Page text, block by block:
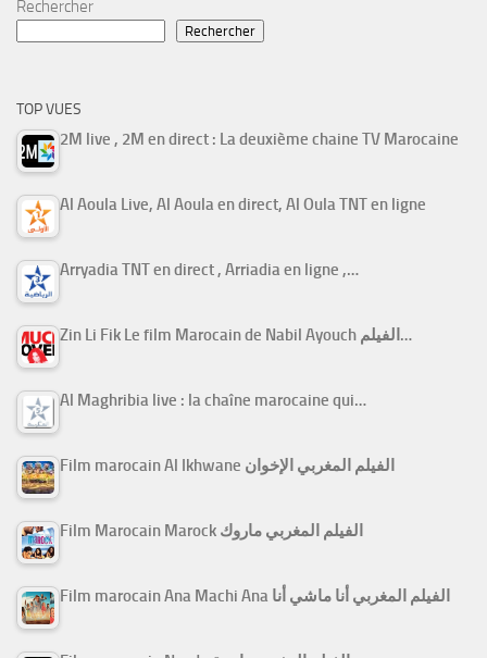
Rechercher
Rechercher
TOP VUES
2M live , 2M en direct : La deuxième chaine TV Marocaine
Al Aoula Live, Al Aoula en direct, Al Oula TNT en ligne
Arryadia TNT en direct , Arriadia en ligne ,…
Zin Li Fik Le film Marocain de Nabil Ayouch الفيلم…
Al Maghribia live : la chaîne marocaine qui…
Film marocain Al Ikhwane الفيلم المغربي الإخوان
Film Marocain Marock الفيلم المغربي ماروك
Film marocain Ana Machi Ana الفيلم المغربي أنا ماشي أنا